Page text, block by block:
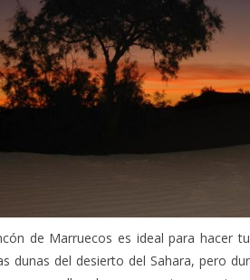
de Marruecos es ideal para hacer
dunas del desierto del Sahara, pero